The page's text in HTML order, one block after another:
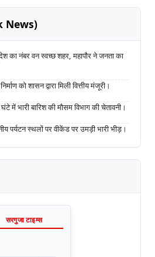
News)
का नंबर वन स्वच्छ शहर, महापौर ने जनता का
को शासन द्वारा मिली वित्तीय मंजूरी।
में भारी बारिश की मौसम विभाग की चेतावनी।
पर्यटन स्थलों पर वीकेंड पर उमड़ी भारी भीड़।
सरगुजा टाइम्स